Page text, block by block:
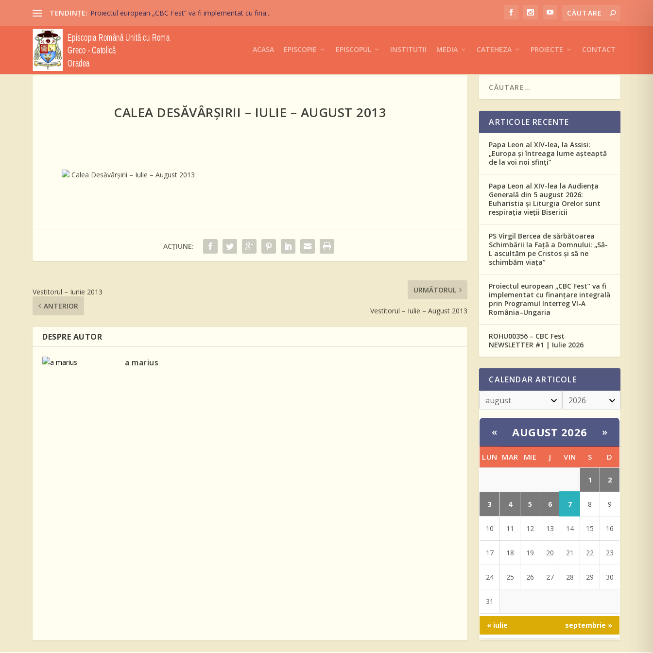
TENDINȚE: Proiectul european „CBC Fest” va fi implementat cu fina...
ACASA EPISCOPIE EPISCOPUL INSTITUTII MEDIA CATEHEZA PROIECTE CONTACT
CALEA DESĂVÂRŞIRII – IULIE – AUGUST 2013
Calea Desăvârşirii – Iulie – August 2013
ACȚIUNE:
Vestitorul – Iunie 2013
ANTERIOR
URMĂTORUL
Vestitorul – Iulie – August 2013
DESPRE AUTOR
a marius
ARTICOLE RECENTE
Papa Leon al XIV-lea, la Assisi:
„Europa și întreaga lume așteaptă
de la voi noi sfinți”
Papa Leon al XIV-lea la Audiența
Generală din 5 august 2026:
Euharistia și Liturgia Orelor sunt
respirația vieții Bisericii
PS Virgil Bercea de sărbătoarea
Schimbării la Față a Domnului: „Să-
L ascultăm pe Cristos și să ne
schimbăm viața”
Proiectul european „CBC Fest” va fi
implementat cu finanțare integrală
prin Programul Interreg VI-A
România–Ungaria
ROHU00356 – CBC Fest
NEWSLETTER #1 | Iulie 2026
CALENDAR ARTICOLE
« AUGUST 2026 »
LUN MAR MIE J VIN S D
1 2
3 4 5 6 7 8 9
10 11 12 13 14 15 16
17 18 19 20 21 22 23
24 25 26 27 28 29 30
31
« iulie septembrie »